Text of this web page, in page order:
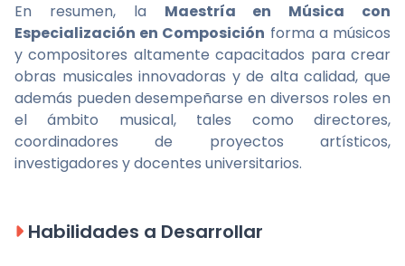
En resumen, la Maestría en Música con
Especialización en Composición forma a músicos
y compositores altamente capacitados para crear
obras musicales innovadoras y de alta calidad, que
además pueden desempeñarse en diversos roles en
el ámbito musical, tales como directores,
coordinadores de proyectos artísticos,
investigadores y docentes universitarios.
Habilidades a Desarrollar